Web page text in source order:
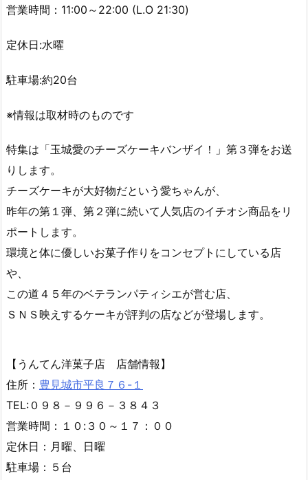
営業時間：11:00～22:00 (L.O 21:30)
定休日:水曜
駐車場:約20台
※情報は取材時のものです
特集は「玉城愛のチーズケーキバンザイ！」第３弾をお送
りします。
チーズケーキが大好物だという愛ちゃんが、
昨年の第１弾、第２弾に続いて人気店のイチオシ商品をリ
ポートします。
環境と体に優しいお菓子作りをコンセプトにしている店
や、
この道４５年のベテランパティシエが営む店、
ＳＮＳ映えするケーキが評判の店などが登場します。
【うんてん洋菓子店 店舗情報】
住所： 豊見城市平良７６-１
TEL:０９８－９９６－３８４３
営業時間：１０:３０～１７：００
定休日：月曜、日曜
駐車場：５台